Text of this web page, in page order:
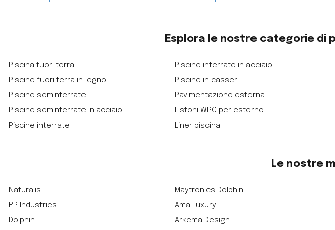
Esplora le nostre categorie di
Piscina fuori terra
Piscine fuori terra in legno
Piscine seminterrate
Piscine seminterrate in acciaio
Piscine interrate
Piscine interrate in acciaio
Piscine in casseri
Pavimentazione esterna
Listoni WPC per esterno
Liner piscina
Le nostre
Naturalis
RP Industries
Dolphin
Maytronics Dolphin
Ama Luxury
Arkema Design